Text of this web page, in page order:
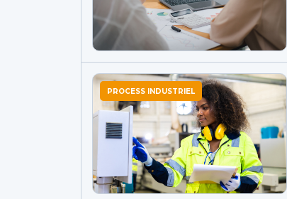
PROCESS INDUSTRIEL